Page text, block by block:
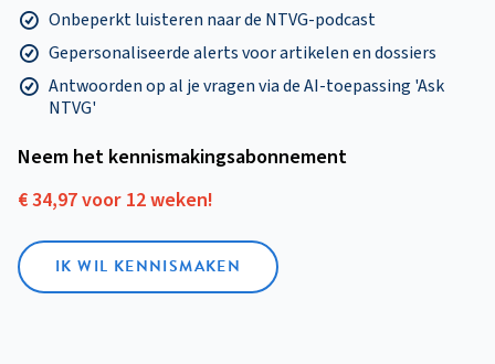
Onbeperkt luisteren naar de NTVG-podcast
Gepersonaliseerde alerts voor artikelen en dossiers
Antwoorden op al je vragen via de AI-toepassing 'Ask
NTVG'
Neem het kennismakings­abonnement
€ 34,97 voor 12 weken!
IK WIL KENNISMAKEN